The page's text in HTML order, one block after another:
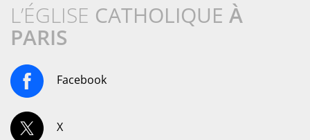
L’ÉGLISE CATHOLIQUE À
PARIS
Facebook
X